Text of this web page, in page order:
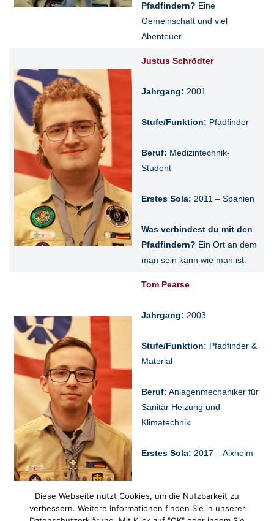
Pfadfindern? Eine
Gemeinschaft und viel
Abenteuer
Justus Schrödter
Jahrgang: 2001
Stufe/Funktion: Pfadfinder
Beruf: Medizintechnik-
Student
Erstes Sola: 2011 – Spanien
Was verbindest du mit den
Pfadfindern? Ein Ort an dem
man sein kann wie man ist.
Tom Pearse
Jahrgang: 2003
Stufe/Funktion: Pfadfinder &
Material
Beruf: Anlagenmechaniker für
Sanitär Heizung und
Klimatechnik
Erstes Sola: 2017 – Aixheim
Pfadfindern?Freundschaften
mit einem großen
Diese Webseite nutzt Cookies, um die Nutzbarkeit zu
verbessern. Weitere Informationen finden Sie in unserer